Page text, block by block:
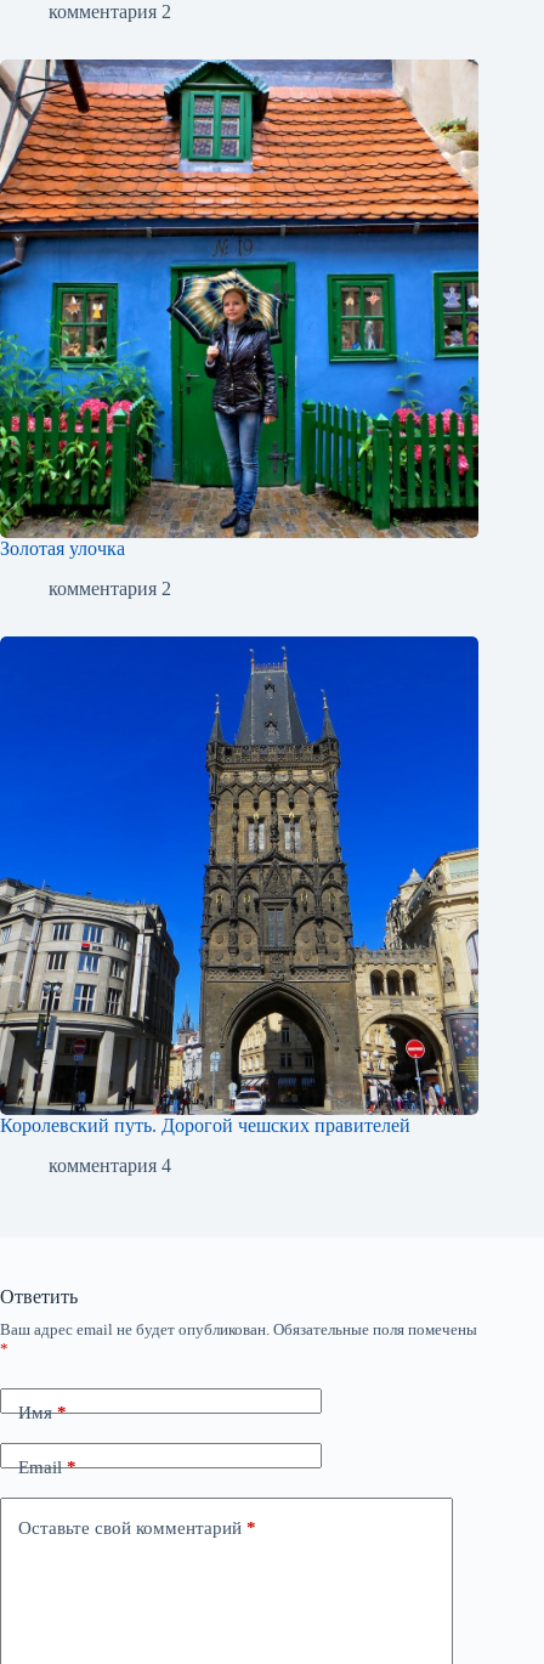
комментария 2
Золотая улочка
комментария 2
Королевский путь. Дорогой чешских правителей
комментария 4
Ответить
Ваш адрес email не будет опубликован. Обязательные поля помечены
*
Имя*
Email*
Оставьте свой комментарий *